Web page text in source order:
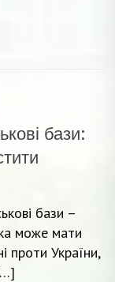
бази:
бази –
може мати
проти України,